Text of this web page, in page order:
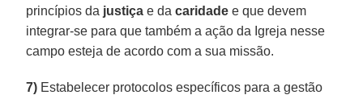
princípios da justiça e dacaridade e que devem
integrar-se para que também a ação da Igreja nesse
campo esteja de acordo com a sua missão.
7) Estabelecer protocolos específicos para a gestão